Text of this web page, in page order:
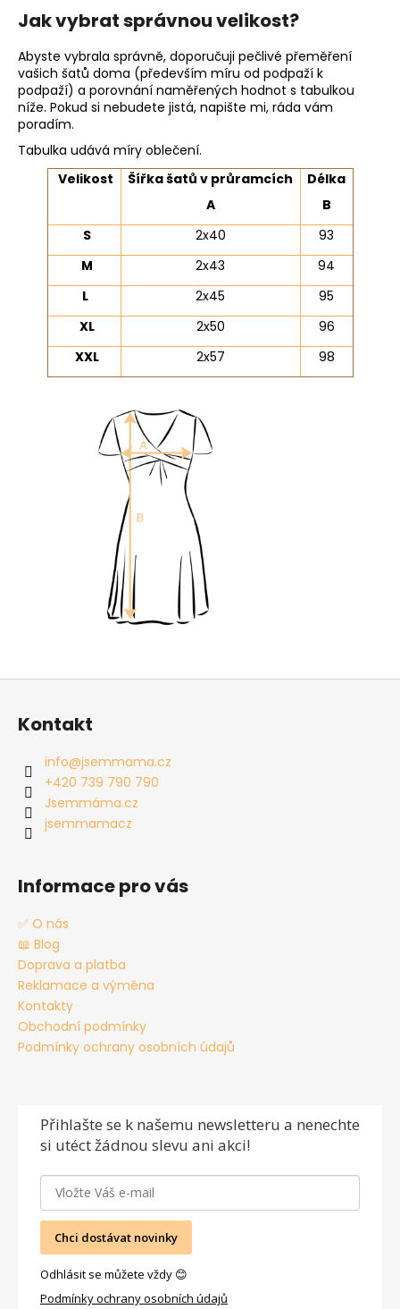
Jak vybrat správnou velikost?
Abyste vybrala správně, doporučuji pečlivé přeměření
vašich šatů doma (především míru od podpaží k
podpaží) a porovnání naměřených hodnot s tabulkou
níže. Pokud si nebudete jistá, napište mi, ráda vám
poradím.
Tabulka udává míry oblečení.
Velikost
Šířka šatů v průramcích
A
Délka
B
S
2x40
93
M
2x43
94
L
2x45
95
XL
2x50
96
XXL
2x57 98
Kontakt
info@jsemmama.cz
+420 739 790 790
Jsemmáma.cz
jsemmamacz
Informace pro vás
✅ O nás
📖 Blog
Doprava a platba
Reklamace a výměna
Kontakty
Obchodní podmínky
Podmínky ochrany osobních údajů
Přihlašte se k našemu newsletteru a nenechte
si utéct žádnou slevu ani akci!
Chci dostávat novinky
Odhlásit se můžete vždy 😊
Podmínky ochrany osobních údajů